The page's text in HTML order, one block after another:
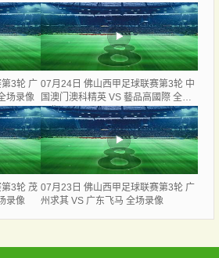
3轮 广
场录像
07月24日 佛山西甲足球联赛第3轮 中
国澳门澳科精英 VS 藝品高國際 全场
录像
3轮 茂
录像
07月23日 佛山西甲足球联赛第3轮 广
州求其 VS 广东飞马 全场录像